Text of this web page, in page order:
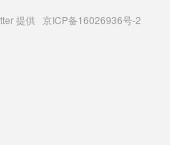
提供 京ICP备16026936号-2